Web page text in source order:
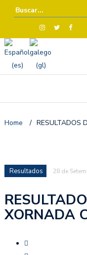
Home / RESULTADOS
Resultados 28 de
XORNADA